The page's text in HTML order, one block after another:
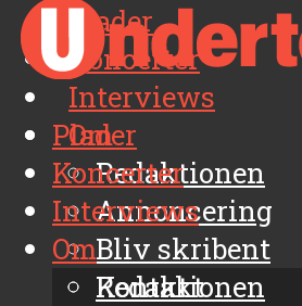
Plader
Koncerter
Interviews
Om
Redaktionen
Annoncering
Bliv skribent
Kontakt
Plader
Koncerter
Interviews
Om
Redaktionen